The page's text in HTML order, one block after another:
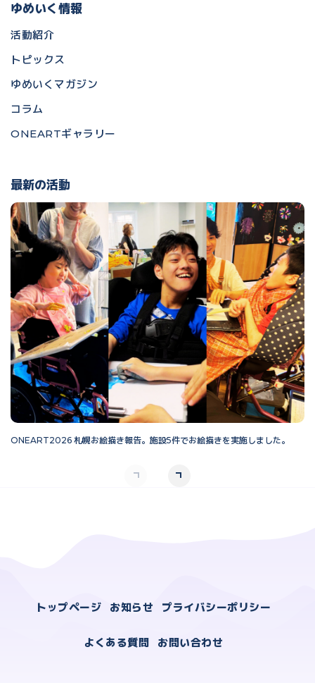
ゆめいく情報
活動紹介
トピックス
ゆめいくマガジン
コラム
ONEARTギャラリー
最新の活動
ONEART2026 札幌お絵描き報告。施設5件でお絵描きを実施しました。
トップページ お知らせ プライバシーポリシー
よくある質問 お問い合わせ